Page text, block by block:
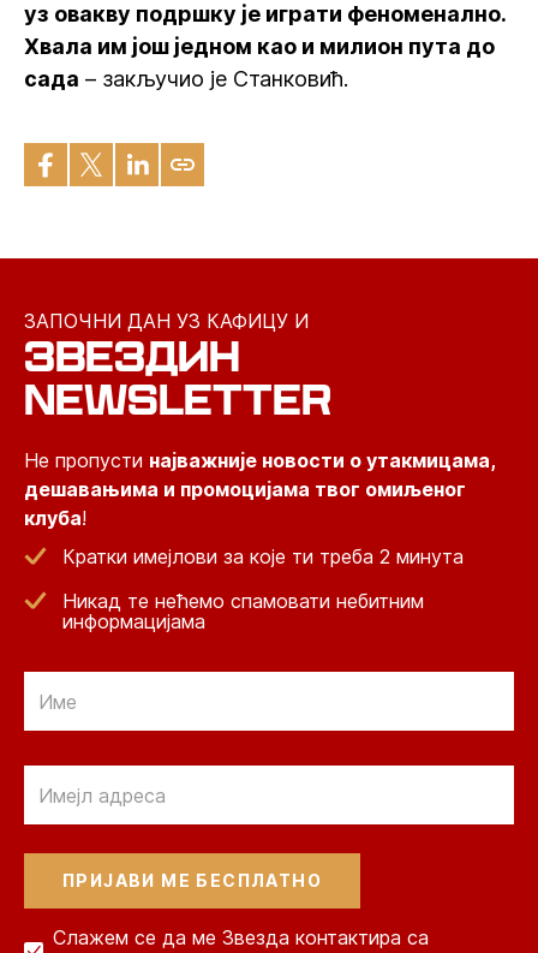
уз овакву подршку је играти феноменално.
Хвала им још једном као и милион пута до
сада – закључио је Станковић.
ЗАПОЧНИ ДАН УЗ КАФИЦУ И
ЗВЕЗДИН
NEWSLETTER
Не пропусти најважније новости о утакмицама,
дешавањима и промоцијама твог омиљеног
клуба!
Кратки имејлови за које ти треба 2 минута
Никад те нећемо спамовати небитним
информацијама
Слажем се да ме Звезда контактира са